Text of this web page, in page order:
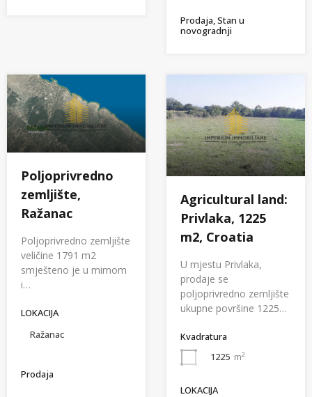
Prodaja, Stan u
novogradnji
Poljoprivredno
zemljište,
Ražanac
Poljoprivredno zemljište
veličine 1791 m2
smješteno je u mirnom
i…
LOKACIJA
Ražanac
Prodaja
Agricultural land:
Privlaka, 1225
m2, Croatia
U mjestu Privlaka,
prodaje se
poljoprivredno zemljište
ukupne površine 1225…
Kvadratura
1225 m²
LOKACIJA